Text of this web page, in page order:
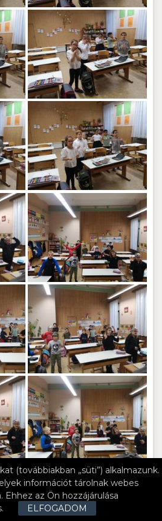
(továbbiakban „süti”) alkalmazunk.
információt tárolnak webes
Ehhez az Ön hozzájárulása
ELFOGADOM